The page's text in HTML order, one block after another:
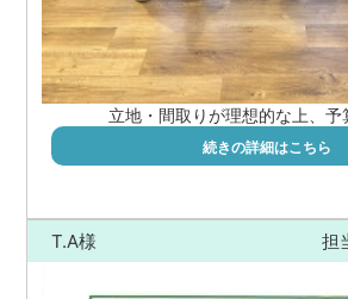
立地・間取りが理想的な上、予
続きの詳細はこちら
T.A様 担